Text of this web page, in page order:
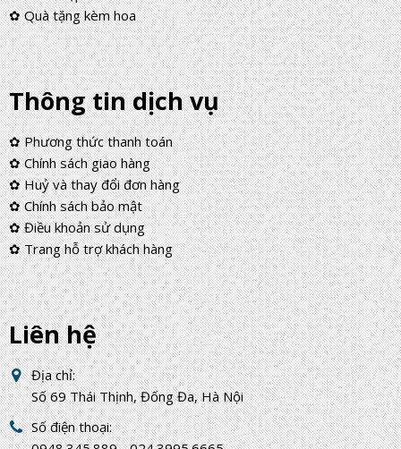
✿ Quà tặng kèm hoa
Thông tin dịch vụ
✿ Phương thức thanh toán
✿ Chính sách giao hàng
✿ Huỷ và thay đổi đơn hàng
✿ Chính sách bảo mật
✿ Điều khoản sử dụng
✿ Trang hỗ trợ khách hàng
Liên hệ
Địa chỉ:
Số 69 Thái Thịnh, Đống Đa, Hà Nội
Số điện thoại: